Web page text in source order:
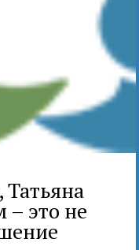
Татьяна
– это не